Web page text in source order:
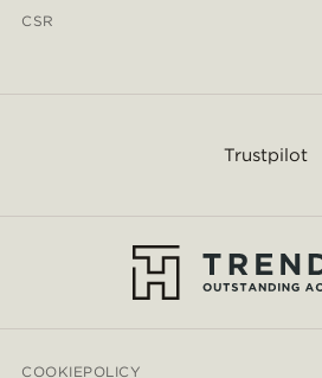
CSR
Trustpilot
COOKIEPOLICY